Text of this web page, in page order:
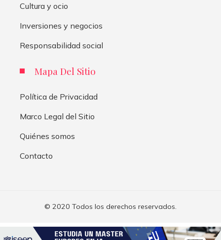
Cultura y ocio
Inversiones y negocios
Responsabilidad social
Mapa Del Sitio
Política de Privacidad
Marco Legal del Sitio
Quiénes somos
Contacto
© 2020 Todos los derechos reservados.